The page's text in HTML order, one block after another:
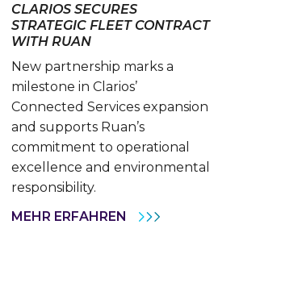
CLARIOS SECURES
STRATEGIC FLEET CONTRACT
WITH RUAN
New partnership marks a
milestone in Clarios’
Connected Services expansion
and supports Ruan’s
commitment to operational
excellence and environmental
responsibility.
MEHR ERFAHREN CLARIOS